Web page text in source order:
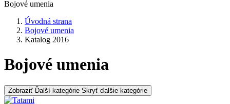
Bojové umenia
Úvodná strana
Bojové umenia
Katalog 2016
Bojové umenia
Zobraziť Ďalší kategórie Skryť ďalšie kategórie